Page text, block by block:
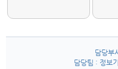
담당부
담당팀 : 정보